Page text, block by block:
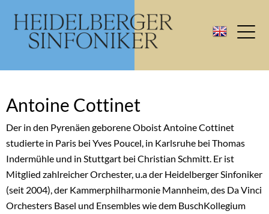
Antoine Cottinet
Der in den Pyrenäen geborene Oboist Antoine Cottinet
studierte in Paris bei Yves Poucel, in Karlsruhe bei Thomas
Indermühle und in Stuttgart bei Christian Schmitt. Er ist
Mitglied zahlreicher Orchester, u.a der Heidelberger Sinfoniker
(seit 2004), der Kammerphilharmonie Mannheim, des Da Vinci
Orchesters Basel und Ensembles wie dem BuschKollegium